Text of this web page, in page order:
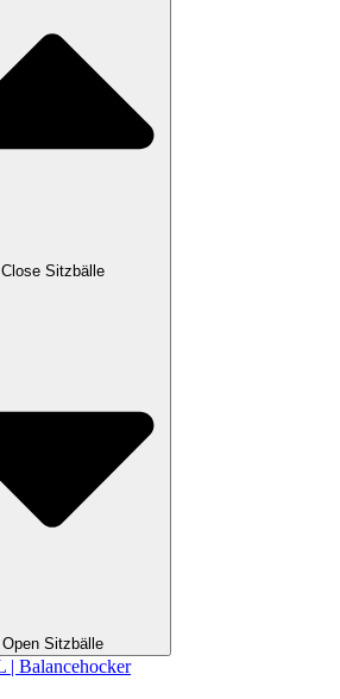
Close Sitzbälle
Open Sitzbälle